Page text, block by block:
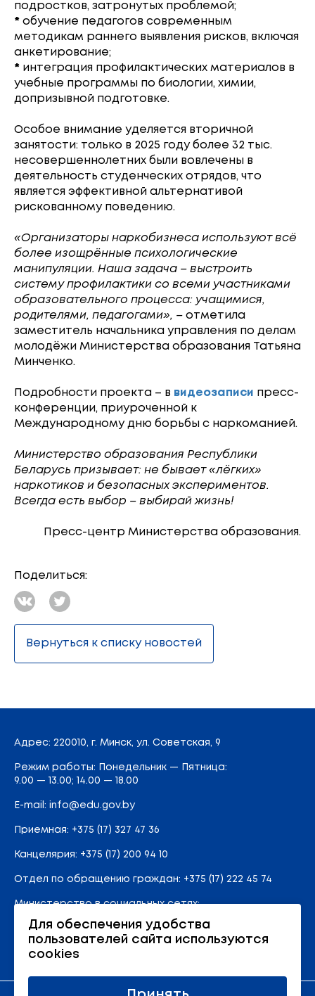
подростков, затронутых проблемой;
* обучение педагогов современным
методикам раннего выявления рисков, включая
анкетирование;
* интеграция профилактических материалов в
учебные программы по биологии, химии,
допризывной подготовке.
Особое внимание уделяется вторичной
занятости: только в 2025 году более 32 тыс.
несовершеннолетних были вовлечены в
деятельность студенческих отрядов, что
является эффективной альтернативой
рискованному поведению.
«Организаторы наркобизнеса используют всё
более изощрённые психологические
манипуляции. Наша задача – выстроить
систему профилактики со всеми участниками
образовательного процесса: учащимися,
родителями, педагогами», – отметила
заместитель начальника управления по делам
молодёжи Министерства образования Татьяна
Минченко.
Подробности проекта – в видеозаписи пресс-
конференции, приуроченной к
Международному дню борьбы с наркоманией.
Министерство образования Республики
Беларусь призывает: не бывает «лёгких»
наркотиков и безопасных экспериментов.
Всегда есть выбор – выбирай жизнь!
Пресс-центр Министерства образования.
Поделиться:
Вернуться к списку новостей
Адрес: 220010, г. Минск, ул. Советская, 9
Режим работы: Понедельник — Пятница:
9.00 — 13.00; 14.00 — 18.00
E-mail: info@edu.gov.by
Приемная: +375 (17) 327 47 36
Канцелярия: +375 (17) 200 94 10
Отдел по обращению граждан: +375 (17) 222 45 74
Министерство в социальных сетях:
Карта сайта
Для обеспечения удобства
пользователей сайта используются
cookies